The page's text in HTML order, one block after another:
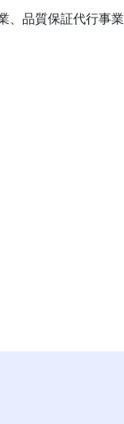
、品質保証代行事業